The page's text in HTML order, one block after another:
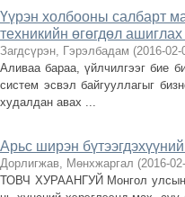
Үүрэн холбооны салбарт
техникийн өгөгдөл ашиглах
Загдсүрэн, Гэрэлбадам (2016-02-
Аливаа бараа, үйлчилгээг бие
систем эсвэл байгууллагыг
худалдан авах ...
Арьс ширэн
Дорлигжав, Мөнхжаргал (2016-
ТОВЧ ХУРААНГУЙ Монгол улсын